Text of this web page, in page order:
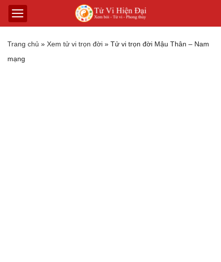
Trang chủ » Xem tử vi trọn đời » Tử vi trọn đời Mậu Thân – Nam
mạng